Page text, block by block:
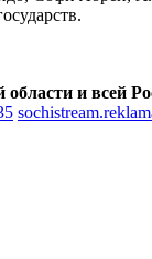
и всей